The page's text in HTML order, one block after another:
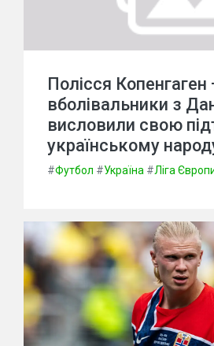
Полісся Копенгаген
вболівальники з
висловили свою
українському
#Футбол #Україна #Ліга